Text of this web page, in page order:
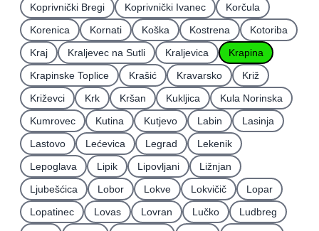
Koprivnički Bregi
Koprivnički Ivanec
Korčula
Korenica
Kornati Koška Kostrena
Kotoriba
Kraj
Kraljevec na Sutli Kraljevica
Krapina
Krapinske Toplice
Krašić Kravarsko
Križ
Križevci
Krk Kršan Kukljica
Kula Norinska
Kumrovec
Kutina Kutjevo Labin
Lasinja
Lastovo
Lećevica Legrad
Lekenik
Lepoglava
Lipik Lipovljani
Ližnjan
Ljubešćica
Lobor Lokve Lokvičič
Lopar
Lopatinec
Lovas Lovran Lučko
Ludbreg